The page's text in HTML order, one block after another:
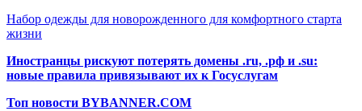
Набор одежды для новорожденного для комфортного старта
жизни
Иностранцы рискуют потерять домены .ru, .рф и .su:
новые правила привязывают их к Госуслугам
Топ новости BYBANNER.COM